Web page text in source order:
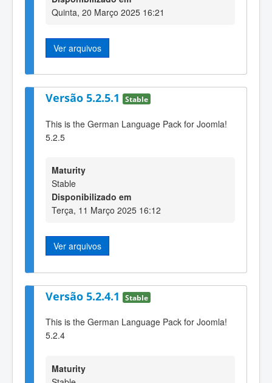
Quinta, 20 Março 2025 16:21
Ver arquivos
Versão 5.2.5.1 Stable
This is the German Language Pack for Joomla!
5.2.5
Maturity
Stable
Disponibilizado em
Terça, 11 Março 2025 16:12
Ver arquivos
Versão 5.2.4.1 Stable
This is the German Language Pack for Joomla!
5.2.4
Maturity